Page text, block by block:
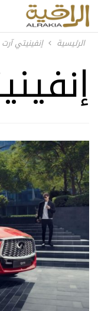
الرئيسية إنفينيتي آرت